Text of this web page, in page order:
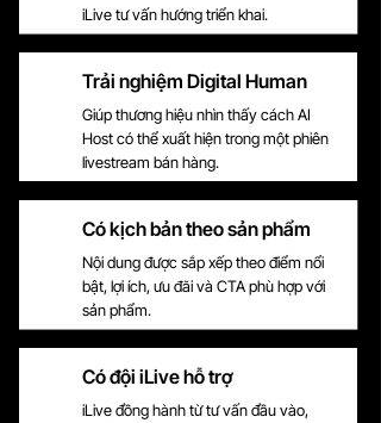
iLive tư vấn hướng triển khai.
Trải nghiệm Digital Human
Giúp thương hiệu nhìn thấy cách AI
Host có thể xuất hiện trong một phiên
livestream bán hàng.
Có kịch bản theo sản phẩm
Nội dung được sắp xếp theo điểm nổi
bật, lợi ích, ưu đãi và CTA phù hợp với
sản phẩm.
Có đội iLive hỗ trợ
iLive đồng hành từ tư vấn đầu vào,